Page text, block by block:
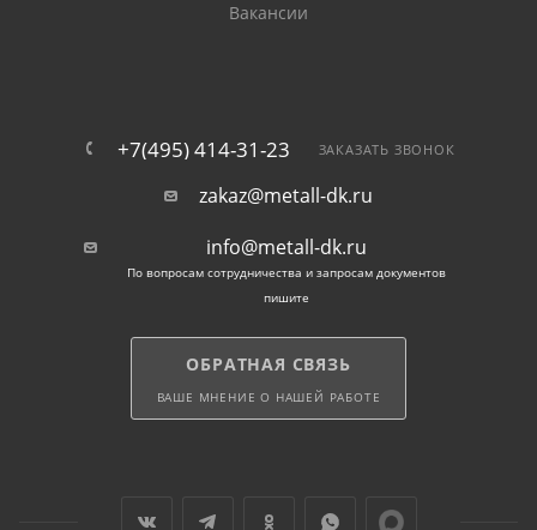
Вакансии
+7(495) 414-31-23 ЗАКАЗАТЬ ЗВОНОК
zakaz@metall-dk.ru
info@metall-dk.ru
По вопросам сотрудничества и запросам документов
пишите
ОБРАТНАЯ СВЯЗЬ
ВАШЕ МНЕНИЕ О НАШЕЙ РАБОТЕ